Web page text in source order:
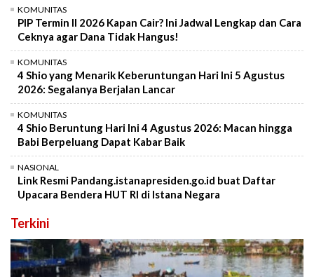
KOMUNITAS
PIP Termin II 2026 Kapan Cair? Ini Jadwal Lengkap dan Cara
Ceknya agar Dana Tidak Hangus!
KOMUNITAS
4 Shio yang Menarik Keberuntungan Hari Ini 5 Agustus
2026: Segalanya Berjalan Lancar
KOMUNITAS
4 Shio Beruntung Hari Ini 4 Agustus 2026: Macan hingga
Babi Berpeluang Dapat Kabar Baik
NASIONAL
Link Resmi Pandang.istanapresiden.go.id buat Daftar
Upacara Bendera HUT RI di Istana Negara
Terkini